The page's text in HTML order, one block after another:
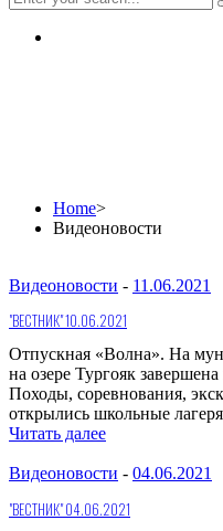
Home>
Видеоновости
Видеоновости - 11.06.2021
"ВЕСТНИК" 10.06.2021
Отпускная «Волна». На
на озере Тургояк
Походы, соревнования,
открылись школьные
Читать далее
Видеоновости - 04.06.2021
"ВЕСТНИК" 04.06.2021